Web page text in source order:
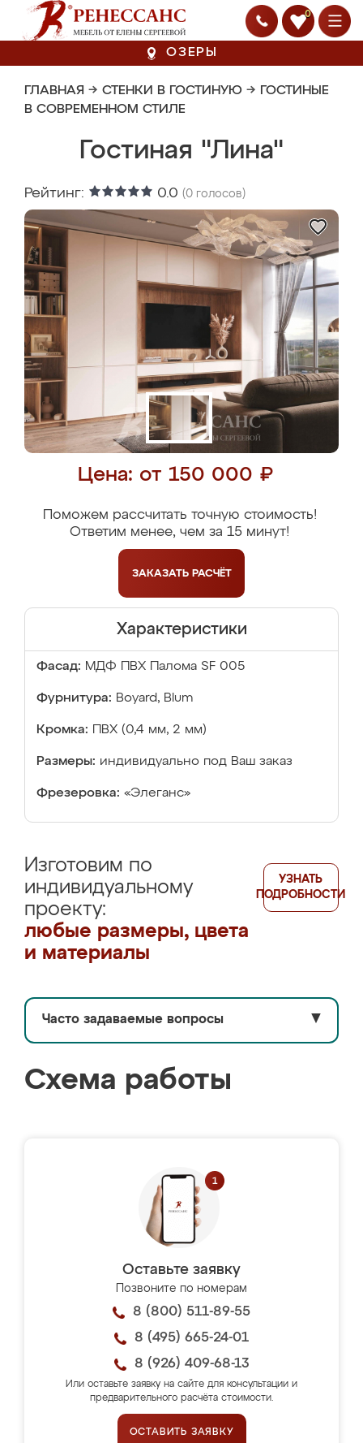
0
ОЗЕРЫ
ГЛАВНАЯ → СТЕНКИ В ГОСТИНУЮ → ГОСТИНЫЕ
В СОВРЕМЕННОМ СТИЛЕ
Гостиная "Лина"
Рейтинг: 0.0 (0 голосов)
Цена: от 150 000 ₽
Поможем рассчитать точную стоимость!
Ответим менее, чем за 15 минут!
ЗАКАЗАТЬ РАСЧЁТ
Характеристики
Фасад: МДФ ПВХ Палома SF 005
Фурнитура: Boyard, Blum
Кромка: ПВХ (0,4 мм, 2 мм)
Размеры: индивидуально под Ваш заказ
Фрезеровка: «Элеганс»
Изготовим по
индивидуальному
проекту:
любые размеры, цвета
и материалы
УЗНАТЬ
ПОДРОБНОСТИ
Часто задаваемые вопросы ▼
Схема работы
Оставьте заявку
Позвоните по номерам
8 (800) 511-89-55
8 (495) 665-24-01
8 (926) 409-68-13
Или оставьте заявку на сайте для консультации и
предварительного расчёта стоимости.
ОСТАВИТЬ ЗАЯВКУ